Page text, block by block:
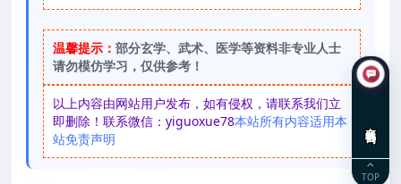
温馨提示： 部分玄学、武术、医学等资料非专业人士
请勿模仿学习，仅供参考！
以上内容由网站用户发布，如有侵权，请联系我们立
即删除！联系微信：yiguoxue78本站所有内容适用本
站免责声明
TOP